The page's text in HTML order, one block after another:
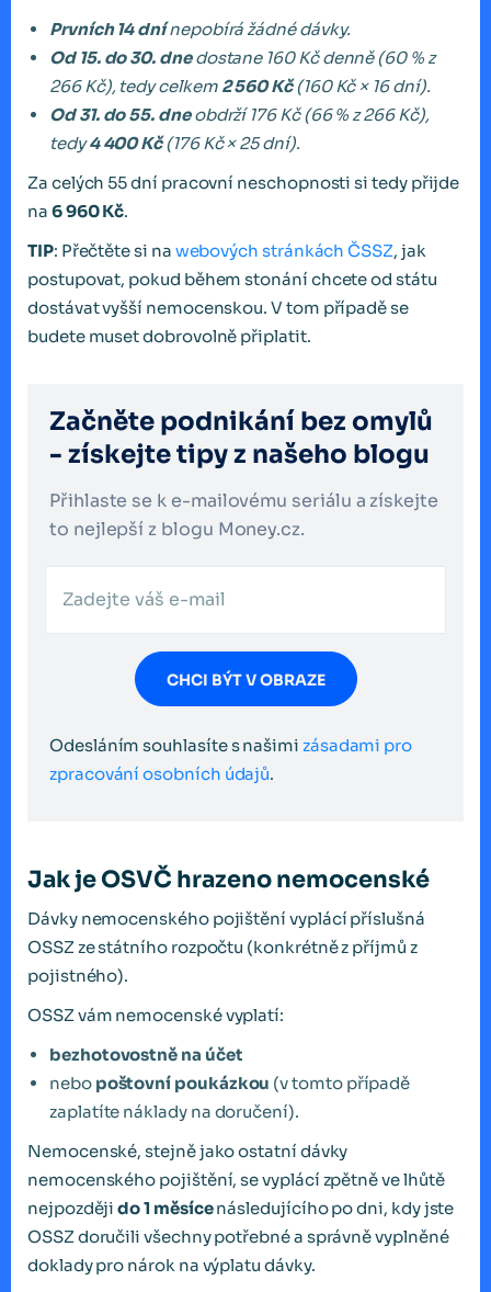
Prvních 14 dnínepobírá žádné dávky.
Od 15. do 30. dnedostane 160 Kč denně (60 % z
266 Kč), tedy celkem 2 560 Kč(160 Kč × 16 dní).
Od 31. do 55. dneobdrží 176 Kč (66 % z 266 Kč),
tedy4 400 Kč(176 Kč × 25 dní).
Za celých 55 dní pracovní neschopnosti si tedy přijde
na 6 960 Kč.
TIP: Přečtěte si na webových stránkách ČSSZ, jak
postupovat, pokud během stonání chcete od státu
dostávat vyšší nemocenskou. V tom případě se
budete muset dobrovolně připlatit.
Začněte podnikání bez omylů
- získejte tipy z našeho blogu
Přihlaste se k e-mailovému seriálu a získejte
to nejlepší z blogu Money.cz.
CHCI BÝT V OBRAZE
Odesláním souhlasíte s našimi zásadami pro
zpracování osobních údajů.
Jak je OSVČ hrazeno nemocenské
Dávky nemocenského pojištění vyplácí příslušná
OSSZ ze státního rozpočtu (konkrétně z příjmů z
pojistného).
OSSZ vám nemocenské vyplatí:
bezhotovostně na účet
nebo poštovní poukázkou (v tomto případě
zaplatíte náklady na doručení).
Nemocenské, stejně jako ostatní dávky
nemocenského pojištění, se vyplácí zpětně ve lhůtě
nejpozději do 1 měsícenásledujícího po dni, kdy jste
OSSZ doručili všechny potřebné a správně vyplněné
doklady pro nárok na výplatu dávky.